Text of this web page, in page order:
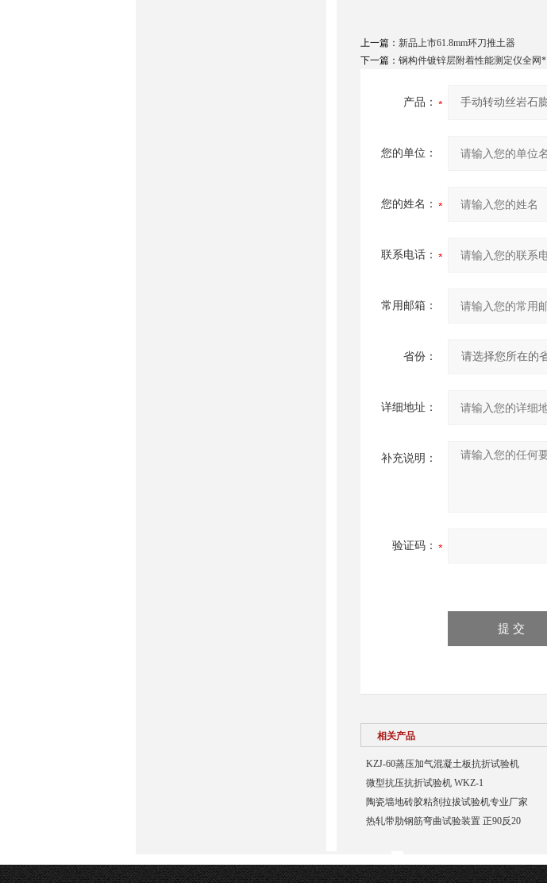
上一篇： 新品上市61.8mm环刀推土器
下一篇： 钢构件镀锌层附着性能测定仪全网*
产品：
您的单位：
您的姓名：
联系电话：
常用邮箱：
省份：
详细地址：
补充说明：
验证码：
相关产品
KZJ-60蒸压加气混凝土板抗折试验机
微型抗压抗折试验机 WKZ-1
陶瓷墙地砖胶粘剂拉拔试验机专业厂家
热轧带肋钢筋弯曲试验装置 正90反20